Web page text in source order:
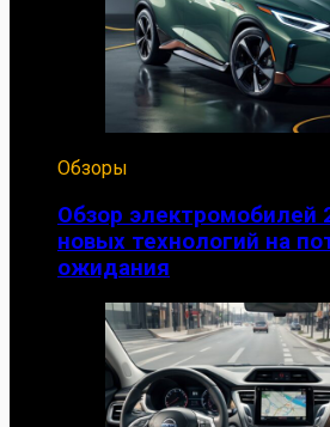
Обзоры
Обзор электромобилей
новых технологий на
ожидания